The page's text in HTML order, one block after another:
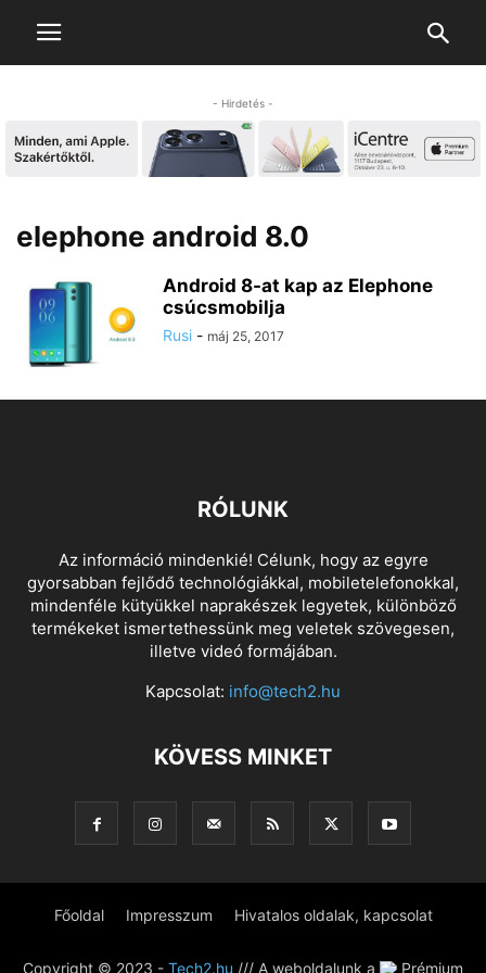
- Hirdetés -
elephone android 8.0
Android 8-at kap az Elephone
csúcsmobilja
Rusi - máj 25, 2017
RÓLUNK
Az információ mindenkié! Célunk, hogy az egyre
gyorsabban fejlődő technológiákkal, mobiletelefonokkal,
mindenféle kütyükkel naprakészek legyetek, különböző
termékeket ismertethessünk meg veletek szövegesen,
illetve videó formájában.
Kapcsolat: info@tech2.hu
KÖVESS MINKET
Főoldal Impresszum Hivatalos oldalak, kapcsolat
Copyright © 2023 - Tech2.hu /// A weboldalunk a Prémium